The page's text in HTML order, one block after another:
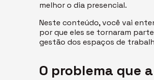
melhor o dia presencial.
Neste conteúdo, você vai
por que eles se tornaram
gestão dos espaços de
O problema que